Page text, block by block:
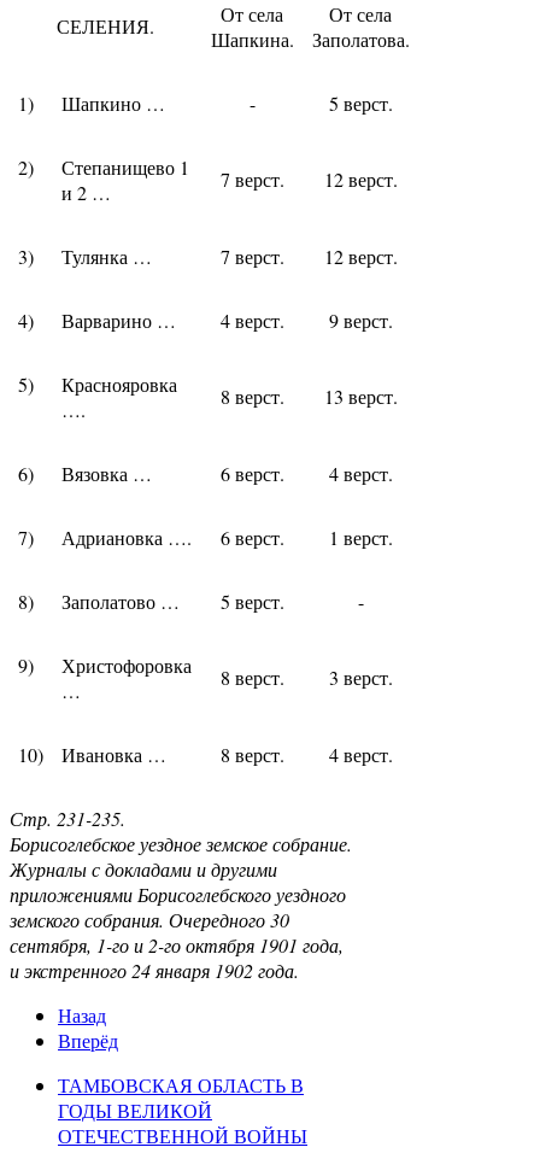
СЕЛЕНИЯ.
От села
Шапкина.
От села
Заполатова.
1) Шапкино … - 5 верст.
2)
Степанищево 1
и 2 …
7 верст. 12 верст.
3) Тулянка … 7 верст. 12 верст.
4) Варварино … 4 верст. 9 верст.
5)
Краснояровка
….
8 верст. 13 верст.
6) Вязовка … 6 верст. 4 верст.
7) Адриановка …. 6 верст. 1 верст.
8) Заполатово … 5 верст. -
9)
Христофоровка
…
8 верст. 3 верст.
10) Ивановка … 8 верст. 4 верст.
Стр. 231-235.
Борисоглебское уездное земское собрание.
Журналы с докладами и другими
приложениями Борисоглебского уездного
земского собрания. Очередного 30
сентября, 1-го и 2-го октября 1901 года,
и экстренного 24 января 1902 года.
Назад
Вперёд
ТАМБОВСКАЯ ОБЛАСТЬ В
ГОДЫ ВЕЛИКОЙ
ОТЕЧЕСТВЕННОЙ ВОЙНЫ